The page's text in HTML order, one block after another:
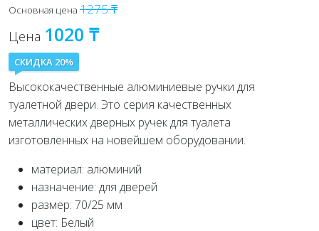
Основная цена 1275 ₸
Цена 1020 ₸
СКИДКА 20%
Высококачественные алюминиевые ручки для
туалетной двери. Это серия качественных
металлических дверных ручек для туалета
изготовленных на новейшем оборудовании.
материал: алюминий
назначение: для дверей
размер: 70/25 мм
цвет: Белый